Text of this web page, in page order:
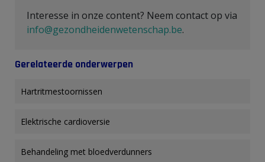
Interesse in onze content? Neem contact op via
info@gezondheidenwetenschap.be.
Gerelateerde onderwerpen
Hartritmestoornissen
Elektrische cardioversie
Behandeling met bloedverdunners